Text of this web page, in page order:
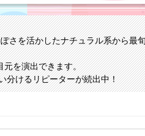
さを活かしたナチュラル系から最
元を演出できます。
分けるリピーターが続出中！